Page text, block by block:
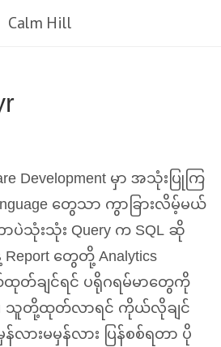
Calm Hill
Development မှာ အသုံးပြုကြ
တွေသာ ကွာခြားလိမ့်မယ်
ပဲသုံးသုံး Query ကSQLဆို
တွေတို့ Analytics
တ်ချင်ရင် ပရိုဂရမ်မာတွေကို
သူတို့ထုတ်လာရင် ကိုယ်လိုချင်
ားမမှန်လား ပြန်စစ်ရတာ ပို